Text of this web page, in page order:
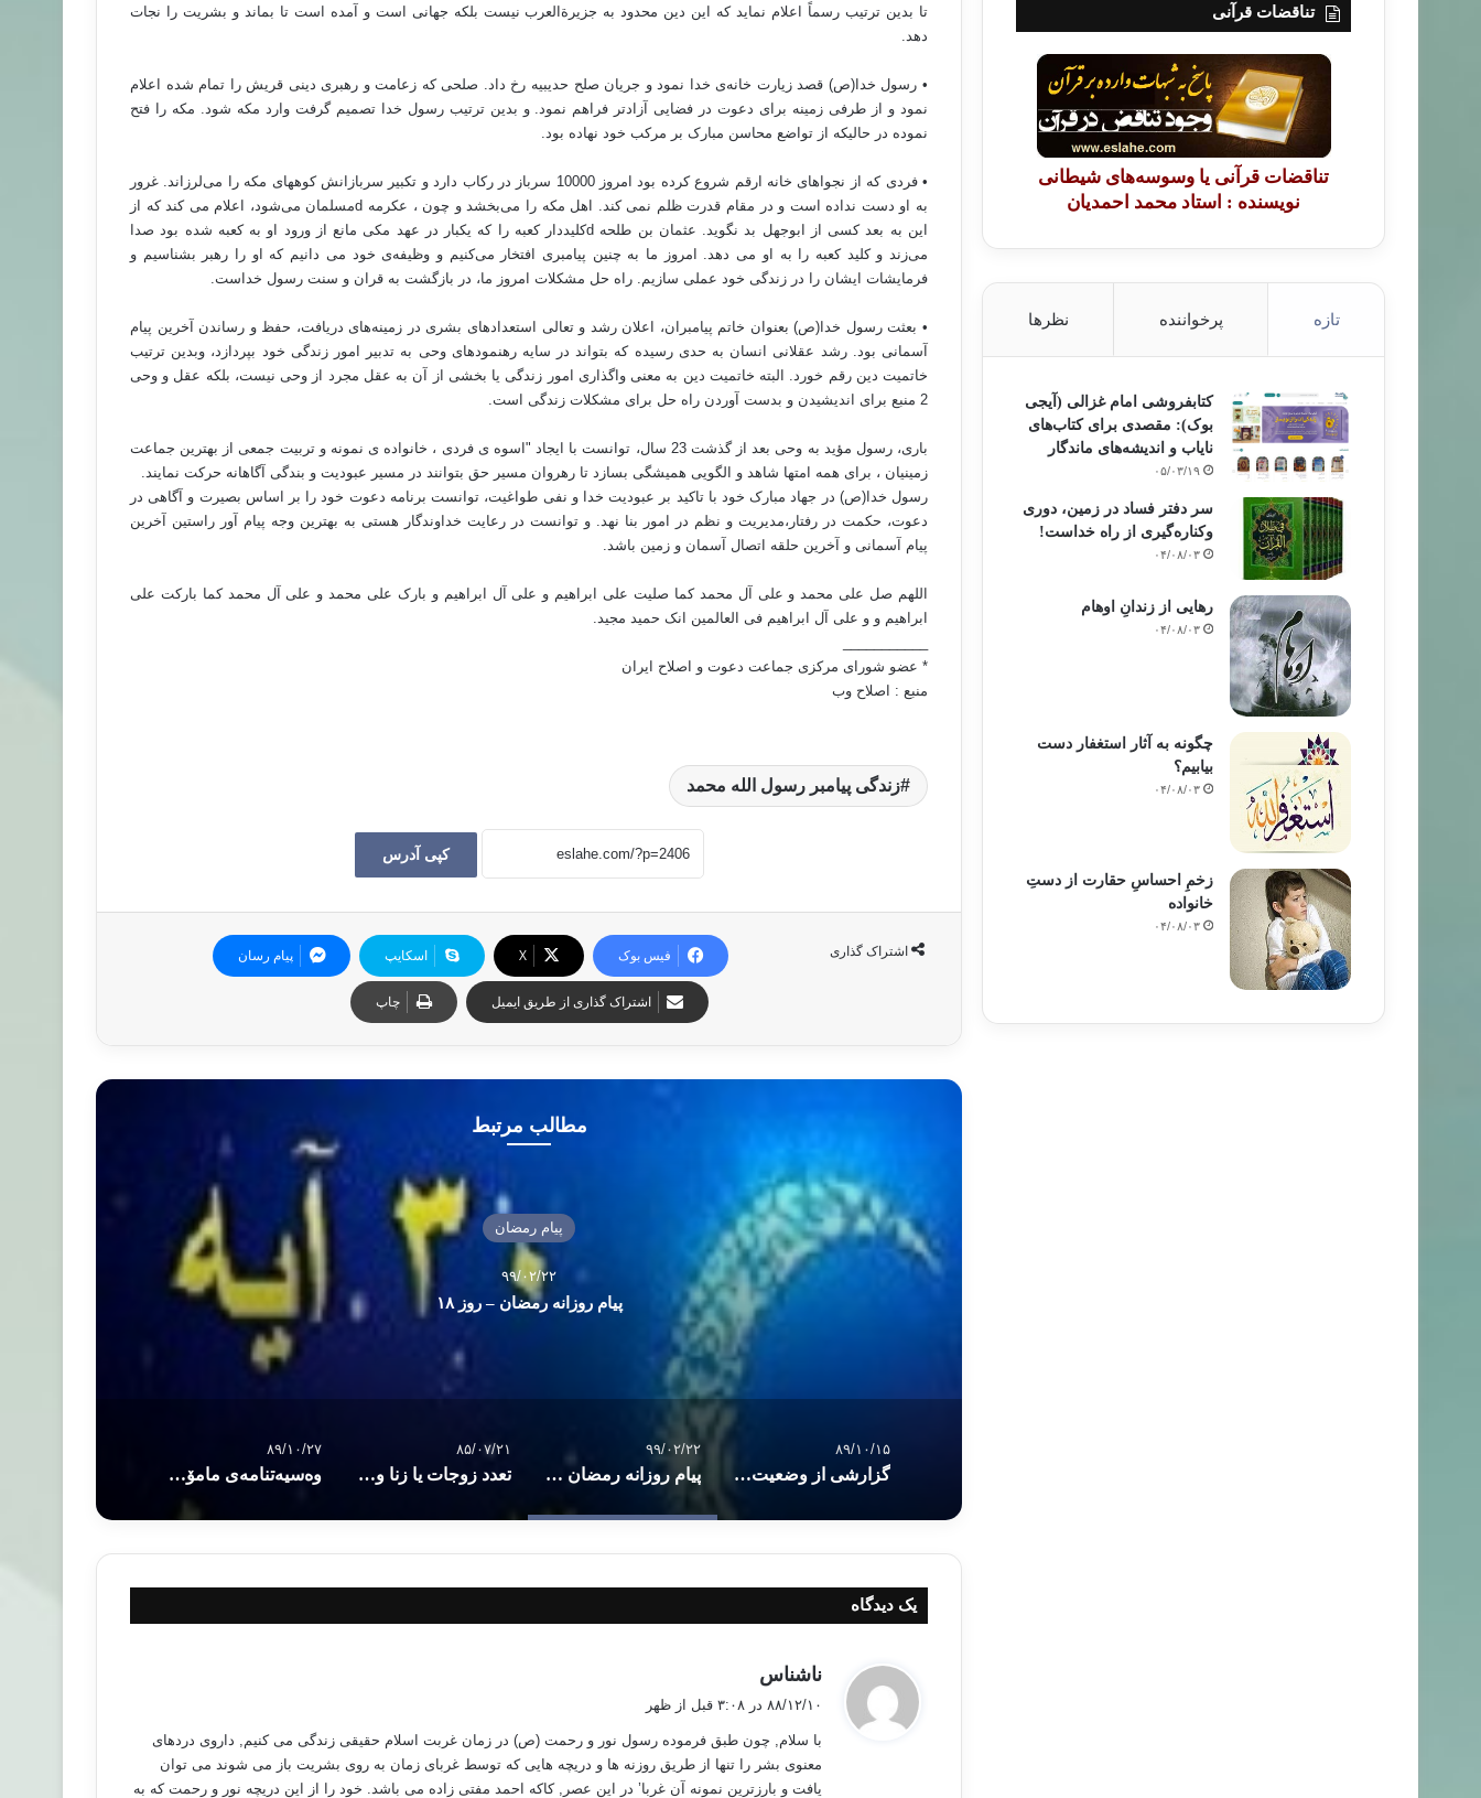
تا بدین ترتیب رسماً اعلام نماید که این دین محدود به جزیرةالعرب نیست بلکه جهانی است و آمده است تا بماند و بشریت را نجات
دهد.
• رسول خدا(ص) قصد زیارت خانه‌ی خدا نمود و جریان صلح حدیبیه رخ داد. صلحی که زعامت و رهبری دینی قریش را تمام شده اعلام
نمود و از طرفی زمینه‌ برای دعوت در فضایی آزادتر فراهم نمود. و بدین ترتیب رسول خدا تصمیم گرفت وارد مکه شود. مکه را فتح
نموده در حالیکه از تواضع محاسن مبارک بر مرکب خود نهاده بود.
• فردی که از نجواهای خانه ارقم شروع کرده بود امروز 10000 سرباز در رکاب دارد و تکبیر سربازانش کوههای مکه را می‌لرزاند. غرور
به او دست نداده است و در مقام قدرت ظلم نمی کند. اهل مکه را می‌بخشد و چون ، عکرمه dمسلمان می‌شود، اعلام می کند که از
این به بعد کسی از ابوجهل بد نگوید. عثمان بن طلحه dکلیددار کعبه را که یکبار در عهد مکی مانع از ورود او به کعبه شده بود صدا
می‌زند و کلید کعبه را به او می دهد. امروز ما به چنین پیامبری افتخار می‌کنیم و وظیفه‌ی خود می دانیم که او را رهبر بشناسیم و
فرمایشات ایشان را در زندگی خود عملی سازیم. راه حل مشکلات امروز ما، در بازگشت به قران و سنت رسول خداست.
• بعثت رسول خدا(ص) بعنوان خاتم پیامبران، اعلان رشد و تعالی استعدادهای بشری در زمینه‌های دریافت، حفظ و رساندن آخرین پیام
آسمانی بود. رشد عقلانی انسان به حدی رسیده که بتواند در سایه‌ رهنمودهای وحی به تدبیر امور زندگی خود بپردازد، وبدین ترتیب
خاتمیت دین رقم خورد. البته خاتمیت دین به معنی واگذاری امور زندگی یا بخشی از آن به عقل مجرد از وحی نیست، بلکه عقل و وحی
2 منبع برای اندیشیدن و بدست آوردن راه حل برای مشکلات زندگی است.
باری، رسول مؤید به وحی بعد از گذشت 23 سال، توانست با ایجاد "اسوه ی فردی ، خانواده ی نمونه و تربیت جمعی از بهترین جماعت
زمینیان ، برای همه امتها شاهد و الگویی همیشگی بسازد تا رهروان مسیر حق بتوانند در مسیر عبودیت و بندگی آگاهانه حرکت نمایند.
رسول خدا(ص) در جهاد مبارک خود با تاکید بر عبودیت خدا و نفی طواغیت، توانست برنامه دعوت خود را بر اساس بصیرت و آگاهی در
دعوت، حکمت در رفتار،مدیریت و نظم در امور بنا نهد. و توانست در رعایت خداوندگار هستی به بهترین وجه پیام آور راستین آخرین
پیام آسمانی و آخرین حلقه اتصال آسمان و زمین باشد.
اللهم صل علی محمد و علی آل محمد کما صلیت علی ابراهیم و علی آل ابراهیم و بارک علی محمد و علی آل محمد کما بارکت علی
ابراهیم و و علی آل ابراهیم فی العالمین انک حمید مجید.
* عضو شورای مرکزی جماعت دعوت و اصلاح ایران
منبع : اصلاح وب
زندگی پیامبر رسول الله محمد
کپی آدرس
اشتراک گذاری فیس بوک X اسکایپ پیام رسان
اشتراک گذاری از طریق ایمیل چاپ
مطالب مرتبط
پیام رمضان
۹۹/۰۲/۲۲
پیام روزانه رمضان – روز ۱۸
۸۹/۱۰/۱۵
گزارشی از وضعیت حجاب در ترکیه پس از آزادی انتخاب حجاب
۹۹/۰۲/۲۲
پیام روزانه رمضان – روز ۱۸
۸۵/۰۷/۲۱
تعدد زوجات يا زنا و فحشا ء ؟!
۸۹/۱۰/۲۷
وه‌سیه‌تنامه‌ی مامۆستا مه‌لا موحه‌ممه‌دی عه‌زیزی به‌رده‌ڕه‌شی
یک دیدگاه
ناشناس
:
۸۸/۱۲/۱۰ در ۳:۰۸ قبل از ظهر
با سلام, چون طبق فرموده رسول نور و رحمت (ص) در زمان غربت اسلام حقیقی زندگی می کنیم, داروی دردهای
معنوی بشر را تنها از طریق روزنه ها و دریچه هایی که توسط غربای زمان به روی بشریت باز می شوند می توان
یافت و بارزترین نمونه آن غربا’ در این عصر, کاکه احمد مفتی زاده می باشد. خود را از این دریچه نور و رحمت که به
تناقضات قرآنی
تناقضات قرآنی یا وسوسه‌های شیطانی
نویسنده : استاد محمد احمدیان
تازه پرخواننده نظرها
کتابفروشی امام غزالی (آیجی
بوک): مقصدی برای کتاب‌های
نایاب و اندیشه‌های ماندگار
۰۵/۰۳/۱۹
سر دفتر فساد در زمین‌، دوری
وکناره‌گیری از راه خداست‌!
۰۴/۰۸/۰۳
رهایی از زندانِ اوهام
۰۴/۰۸/۰۳
چگونه به آثار استغفار دست
بیابیم؟
۰۴/۰۸/۰۳
زخمِ احساسِ حقارت از دستِ
خانواده
۰۴/۰۸/۰۳